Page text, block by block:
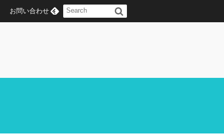
お問い合わせ